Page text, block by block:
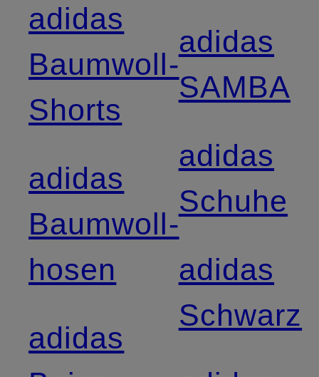
adidas
Baumwoll-
Shorts
adidas
Baumwoll­
hosen
adidas
adidas
SAMBA
adidas
Schuhe
adidas
Schwarz